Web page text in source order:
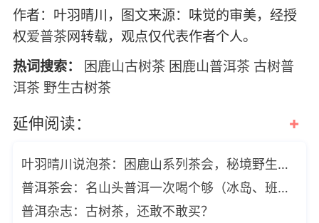
作者：叶羽晴川，图文来源：味觉的审美，经授
权爱普茶网转载，观点仅代表作者个人。
热词搜索：
困鹿山古树茶 困鹿山普洱茶 古树普
洱茶 野生古树茶
延伸阅读： +
叶羽晴川说泡茶：困鹿山系列茶会，秘境野生古树茶
普洱茶会：名山头普洱一次喝个够（冰岛、班章、景迈、邦崴、困鹿山）
普洱杂志：古树茶，还敢不敢买？